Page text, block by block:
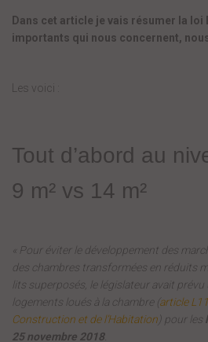
Dans cet article je vais résumer la loi
importants qui nous concernent,
Les voici :
Tout d’abord au
9 m² vs 14 m²
« Pour éviter le développement des
des chambres transformées en réduits
lits superposés, le législateur avait prévu
logements loués à la chambre (article
Construction et de l’Habitation) pour les
25 novembre 2018.